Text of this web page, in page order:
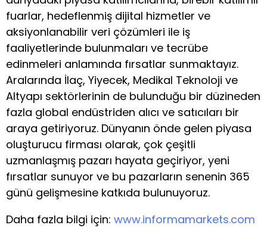
fuarlar, hedeflenmiş dijital hizmetler ve
aksiyonlanabilir veri çözümleri ile iş
faaliyetlerinde bulunmaları ve tecrübe
edinmeleri anlamında fırsatlar sunmaktayız.
Aralarında İlaç, Yiyecek, Medikal Teknoloji ve
Altyapı sektörlerinin de bulunduğu bir düzineden
fazla global endüstriden alıcı ve satıcıları bir
araya getiriyoruz. Dünyanın önde gelen piyasa
oluşturucu firması olarak, çok çeşitli
uzmanlaşmış pazarı hayata geçiriyor, yeni
fırsatlar sunuyor ve bu pazarların senenin 365
günü gelişmesine katkıda bulunuyoruz.
Daha fazla bilgi için: www.informamarkets.com